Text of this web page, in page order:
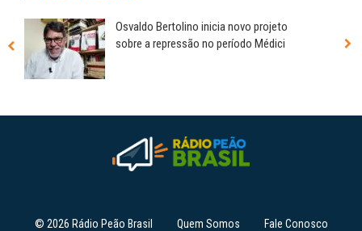
Osvaldo Bertolino inicia novo projeto
sobre a repressão no período Médici
© 2026 Rádio Peão Brasil Quem Somos Fale Conosco